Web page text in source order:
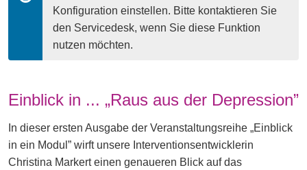
Konfiguration einstellen. Bitte kontaktieren Sie
den Servicedesk, wenn Sie diese Funktion
nutzen möchten.
Einblick in ... „Raus aus der Depression”
In dieser ersten Ausgabe der Veranstaltungsreihe „Einblick
in ein Modul” wirft unsere Interventionsentwicklerin
Christina Markert einen genaueren Blick auf das